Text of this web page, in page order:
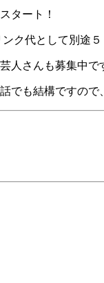
タート！
ク代として別途５
人さんも募集中で
でも結構ですので